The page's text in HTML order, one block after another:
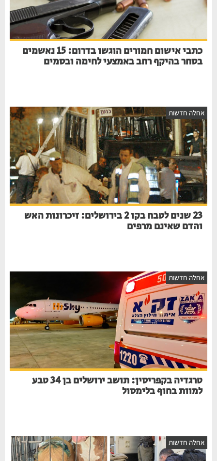
כתבי אישום חמורים הוגשו בדרום: 15 נאשמים
בסחר בהיקף רחב באמצעי לחימה ובסמים
חדשות
23 שנים לטבח בקו 2 בירושלים: זיכרונות האש
והדם שאינם מרפים
חדשות
טרגדיה בקפריסין: תושב ירושלים בן 34 טבע
למוות בחוף בלימסול
חדשות